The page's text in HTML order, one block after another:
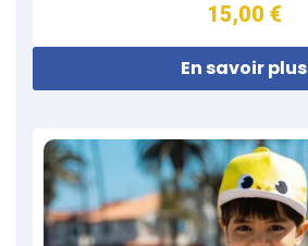
15,00 €
En savoir plus